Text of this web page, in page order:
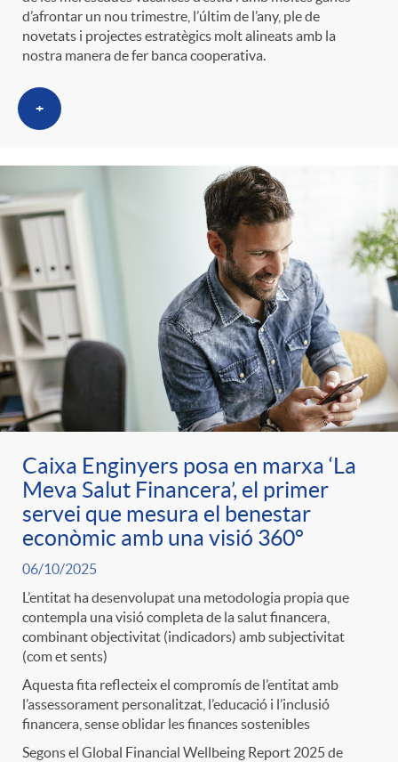
d’afrontar un nou trimestre, l’últim de l’any, ple de
novetats i projectes estratègics molt alineats amb la
nostra manera de fer banca cooperativa.
+
Caixa Enginyers posa en marxa ‘La
Meva Salut Financera’, el primer
servei que mesura el benestar
econòmic amb una visió 360°
06/10/2025
L’entitat ha desenvolupat una metodologia propia que
contempla una visió completa de la salut financera,
combinant objectivitat (indicadors) amb subjectivitat
(com et sents)
Aquesta fita reflecteix el compromís de l’entitat amb
l’assessorament personalitzat, l’educació i l’inclusió
financera, sense oblidar les finances sostenibles
Segons el Global Financial Wellbeing Report 2025 de